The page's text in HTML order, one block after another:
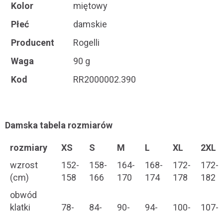
Kolor
miętowy
Płeć
damskie
Producent
Rogelli
Waga
90 g
Kod
RR2000002.390
Damska tabela rozmiarów
rozmiary XS S M L XL
2XL
wzrost
(cm)
152-
158
158-
166
164-
170
168-
174
172-
178
172-
182
obwód
klatki
78-
84-
90-
94-
100-
107-